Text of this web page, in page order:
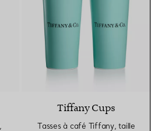
Tiffany Cups
Tasses à café Tiffany, taille